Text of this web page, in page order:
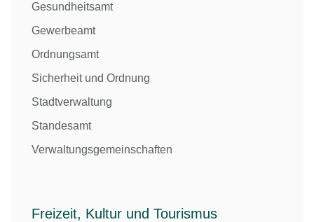
Gesundheitsamt
Gewerbeamt
Ordnungsamt
Sicherheit und Ordnung
Stadtverwaltung
Standesamt
Verwaltungsgemeinschaften
Freizeit, Kultur und Tourismus